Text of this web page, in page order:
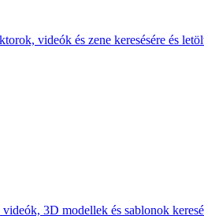
videók és zene keresésére és
3D modellek és sablonok